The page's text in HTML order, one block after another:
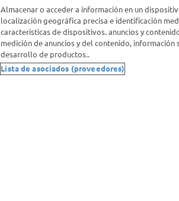
Almacenar o acceder a información en un
localización geográfica precisa e identificación
características de dispositivos. anuncios y
medición de anuncios y del contenido, información
desarrollo de productos..
Lista de asociados (proveedores)